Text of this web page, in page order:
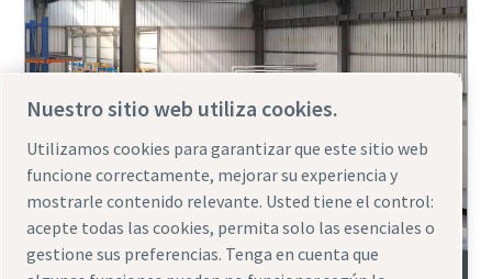
Nuestro sitio web utiliza cookies.
Utilizamos cookies para garantizar que este sitio web
funcione correctamente, mejorar su experiencia y
mostrarle contenido relevante. Usted tiene el control:
acepte todas las cookies, permita solo las esenciales o
gestione sus preferencias. Tenga en cuenta que